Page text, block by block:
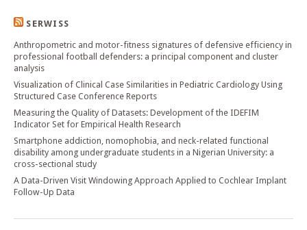
SERWISS
Anthropometric and motor-fitness signatures of defensive efficiency in
professional football defenders: a principal component and cluster
analysis
Visualization of Clinical Case Similarities in Pediatric Cardiology Using
Structured Case Conference Reports
Measuring the Quality of Datasets: Development of the IDEFIM
Indicator Set for Empirical Health Research
Smartphone addiction, nomophobia, and neck-related functional
disability among undergraduate students in a Nigerian University: a
cross-sectional study
A Data-Driven Visit Windowing Approach Applied to Cochlear Implant
Follow-Up Data